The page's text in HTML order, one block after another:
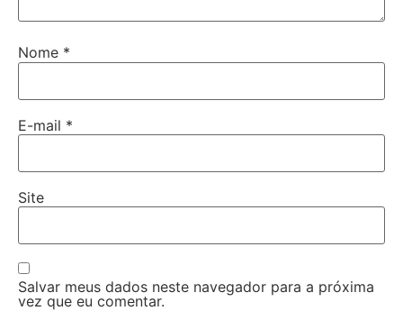
Nome *
E-mail *
Site
Salvar meus dados neste navegador para a próxima
vez que eu comentar.